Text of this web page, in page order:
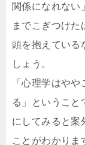
関係になれない
までこぎつけた
頭を抱えている
しょう。
「心理学はや
る」ということ
にしてみると案
ことがわかりま